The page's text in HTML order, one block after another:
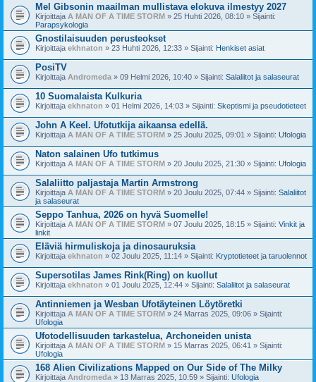
Mel Gibsonin maailman mullistava elokuva ilmestyy 2027
Kirjoittaja A MAN OF A TIME STORM » 25 Huhti 2026, 08:10 » Sijainti:
Parapsykologia
Gnostilaisuuden perusteokset
Kirjoittaja ekhnaton » 23 Huhti 2026, 12:33 » Sijainti: Henkiset asiat
PosiTV
Kirjoittaja Andromeda » 09 Helmi 2026, 10:40 » Sijainti: Salaliitot ja salaseurat
10 Suomalaista Kulkuria
Kirjoittaja ekhnaton » 01 Helmi 2026, 14:03 » Sijainti: Skeptismi ja pseudotieteet
John A Keel. Ufotutkija aikaansa edellä.
Kirjoittaja A MAN OF A TIME STORM » 25 Joulu 2025, 09:01 » Sijainti: Ufologia
Naton salainen Ufo tutkimus
Kirjoittaja A MAN OF A TIME STORM » 20 Joulu 2025, 21:30 » Sijainti: Ufologia
Salaliitto paljastaja Martin Armstrong
Kirjoittaja A MAN OF A TIME STORM » 20 Joulu 2025, 07:44 » Sijainti: Salaliitot
ja salaseurat
Seppo Tanhua, 2026 on hyvä Suomelle!
Kirjoittaja A MAN OF A TIME STORM » 07 Joulu 2025, 18:15 » Sijainti: Vinkit ja
linkit
Eläviä hirmuliskoja ja dinosauruksia
Kirjoittaja ekhnaton » 02 Joulu 2025, 11:14 » Sijainti: Kryptotieteet ja taruolennot
Supersotilas James Rink(Ring) on kuollut
Kirjoittaja ekhnaton » 01 Joulu 2025, 12:44 » Sijainti: Salaliitot ja salaseurat
Antinniemen ja Wesban Ufotäyteinen Löytöretki
Kirjoittaja A MAN OF A TIME STORM » 24 Marras 2025, 09:06 » Sijainti:
Ufologia
Ufotodellisuuden tarkastelua, Archoneiden unista
Kirjoittaja A MAN OF A TIME STORM » 15 Marras 2025, 06:41 » Sijainti:
Ufologia
168 Alien Civilizations Mapped on Our Side of The Milky
Kirjoittaja Andromeda » 13 Marras 2025, 10:59 » Sijainti: Ufologia